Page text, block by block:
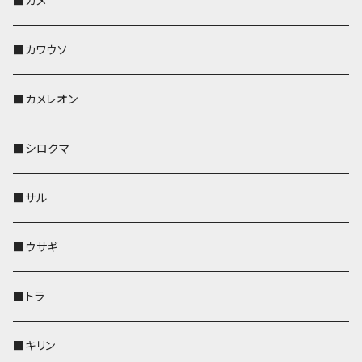
その他
靴下・ミニタオル
その他
財布
靴下・ミニタオル
その他
ペットボトルホルダー
スマホケース
財布
靴下・ミニタオル
その他
ペンホルダー
靴下・ミニタオル
財布
その他
ペンホルダー
レザートレイ
財布
靴下・ミニタオル
その他
帆布・デニム
KONBU
コインケース
AppleWatchバンド
ペットボトルホルダー
ペンホルダー
靴下・ミニタオル
財布
その他
ペンホルダー
ペットボトルホルダー
AppleWatchバンド
財布
その他
ペットボトルホルダー
キーケース
名刺入れ・カードケース
AppleWatchバンド
財布
キーケース
ペンホルダー
IDカードケース
ペットボトルホルダー
その他
リール付きストラップ
リールのみ
コインケース
名刺入れ
AppleWatchバンド
メガネケース
財布
名刺入れ・カードケース
メガネケース
リール付きストラップ
リールのみ
ストラップ付
ペットボトルホルダー
キーケース
ペンホルダー
AppleWatchバンド
コインケース
メガネケース
名刺入れ
財布
Apple Watchバンド
■カワウソ
■カメレオン
■シロクマ
■サル
■ウサギ
■トラ
■キリン